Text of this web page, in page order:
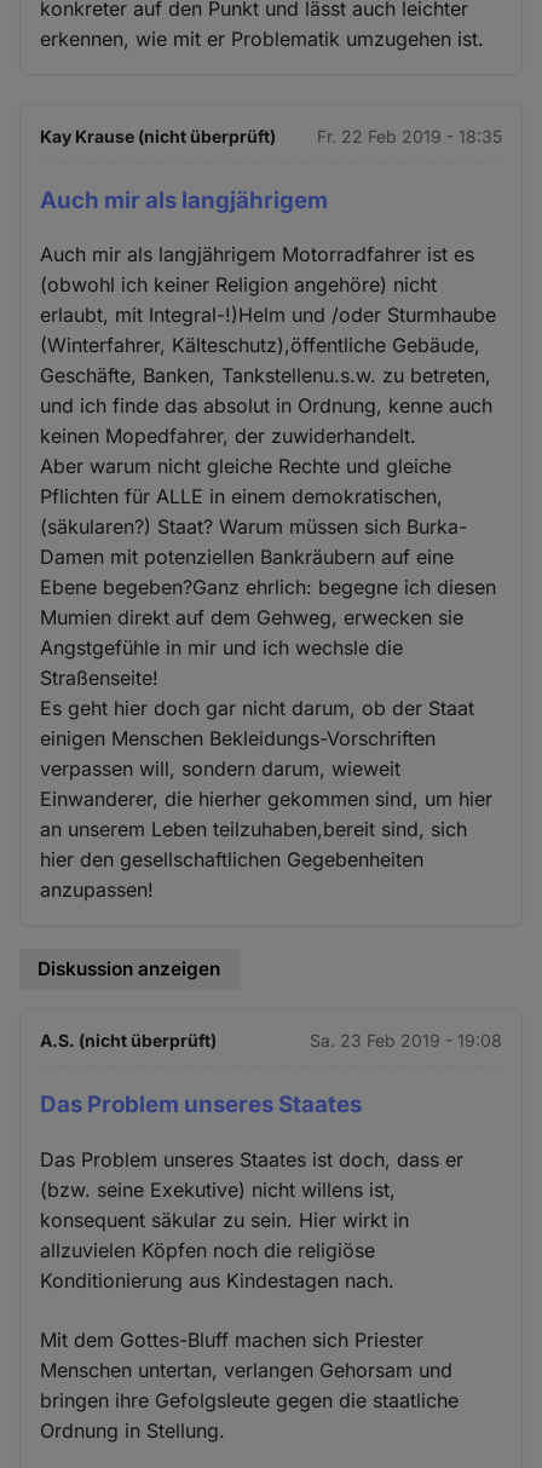
konkreter auf den Punkt und lässt auch leichter
erkennen, wie mit er Problematik umzugehen ist.
Kay Krause (nicht überprüft) Fr. 22 Feb 2019 - 18:35
Auch mir als langjährigem
Auch mir als langjährigem Motorradfahrer ist es
(obwohl ich keiner Religion angehöre) nicht
erlaubt, mit Integral-!)Helm und /oder Sturmhaube
(Winterfahrer, Kälteschutz),öffentliche Gebäude,
Geschäfte, Banken, Tankstellenu.s.w. zu betreten,
und ich finde das absolut in Ordnung, kenne auch
keinen Mopedfahrer, der zuwiderhandelt.
Aber warum nicht gleiche Rechte und gleiche
Pflichten für ALLE in einem demokratischen,
(säkularen?) Staat? Warum müssen sich Burka-
Damen mit potenziellen Bankräubern auf eine
Ebene begeben?Ganz ehrlich: begegne ich diesen
Mumien direkt auf dem Gehweg, erwecken sie
Angstgefühle in mir und ich wechsle die
Straßenseite!
Es geht hier doch gar nicht darum, ob der Staat
einigen Menschen Bekleidungs-Vorschriften
verpassen will, sondern darum, wieweit
Einwanderer, die hierher gekommen sind, um hier
an unserem Leben teilzuhaben,bereit sind, sich
hier den gesellschaftlichen Gegebenheiten
anzupassen!
Diskussion anzeigen
A.S. (nicht überprüft) Sa. 23 Feb 2019 - 19:08
Das Problem unseres Staates
Das Problem unseres Staates ist doch, dass er
(bzw. seine Exekutive) nicht willens ist,
konsequent säkular zu sein. Hier wirkt in
allzuvielen Köpfen noch die religiöse
Konditionierung aus Kindestagen nach.
Mit dem Gottes-Bluff machen sich Priester
Menschen untertan, verlangen Gehorsam und
bringen ihre Gefolgsleute gegen die staatliche
Ordnung in Stellung.